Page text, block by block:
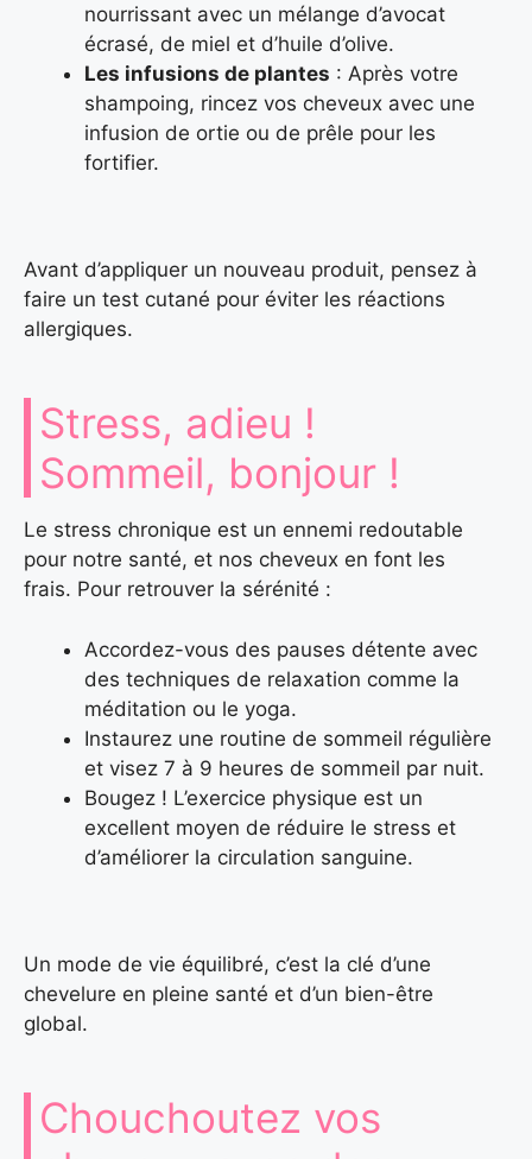
nourrissant avec un mélange d’avocat
écrasé, de miel et d’huile d’olive.
Les infusions de plantes : Après votre
shampoing, rincez vos cheveux avec une
infusion de ortie ou de prêle pour les
fortifier.
Avant d’appliquer un nouveau produit, pensez à
faire un test cutané pour éviter les réactions
allergiques.
Stress, adieu !
Sommeil, bonjour !
Le stress chronique est un ennemi redoutable
pour notre santé, et nos cheveux en font les
frais. Pour retrouver la sérénité :
Accordez-vous des pauses détente avec
des techniques de relaxation comme la
méditation ou le yoga.
Instaurez une routine de sommeil régulière
et visez 7 à 9 heures de sommeil par nuit.
Bougez ! L’exercice physique est un
excellent moyen de réduire le stress et
d’améliorer la circulation sanguine.
Un mode de vie équilibré, c’est la clé d’une
chevelure en pleine santé et d’un bien-être
global.
Chouchoutez vos